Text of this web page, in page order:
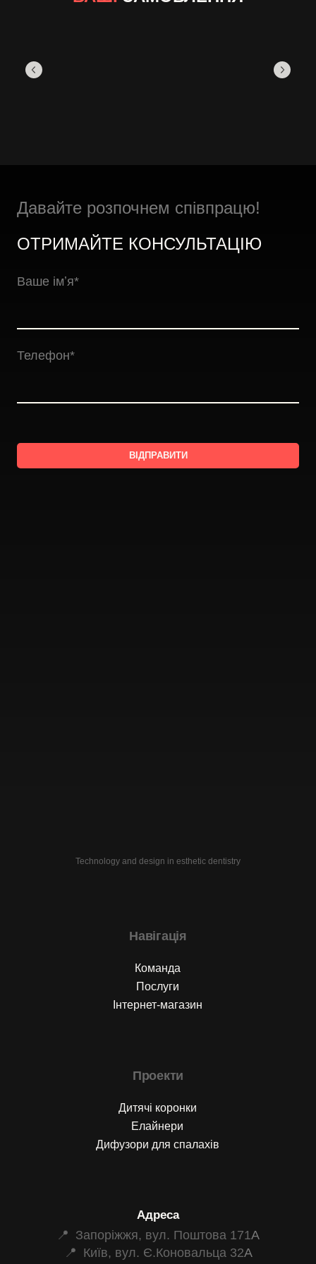
Давайте розпочнем співпрацю!
ОТРИМАЙТЕ КОНСУЛЬТАЦІЮ
Ваше імʼя*
Телефон*
ВІДПРАВИТИ
Technology and design in esthetic dentistry
Навігація
Команда
Послуги
Інтернет-магазин
Проекти
Дитячі коронки
Елайнери
Дифузори для спалахів
Адреса
📍 Запоріжжя, вул. Поштова 171А
📍 Київ, вул. Є.Коновальца 32А